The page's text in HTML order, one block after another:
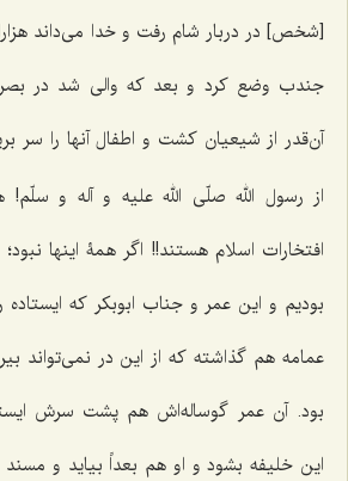
[شخص] در دربار شام رفت و خدا‌ می‌داند
جندب وضع کرد و بعد که والی شد در
آن‌قدر از شیعیان کشت و اطفال آنها را سر‌
از رسول الله صلّی الله علیه و آله و سلّم!
افتخارات اسلام هستند!! اگر همۀ اینها
بودیم و این عمر و جناب ابوبکر که
عمامه هم گذاشته که از این در‌ نمی‌تواند
بود. آن عمر گوساله‌اش هم پشت ‌سرش
این خلیفه بشود و او هم بعداً بیاید و